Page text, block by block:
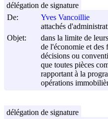
De:
Yves Vancoillie
attachés
Objet:
dans la limite de
de l'économie et des
décisions ou
que toutes pièces
rapportant à la
opérations
délégation de signature
délégation de signature